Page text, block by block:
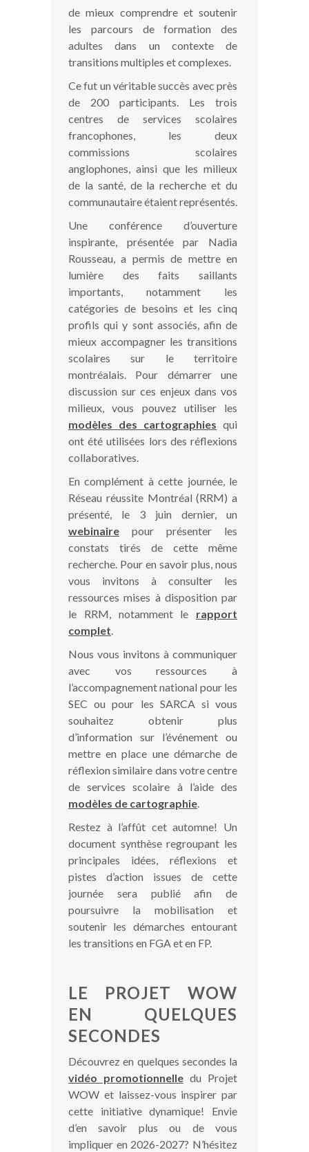
de mieux comprendre et soutenir
les parcours de formation des
adultes dans un contexte de
transitions multiples et complexes.
Ce fut un véritable succès avec près
de 200 participants. Les trois
centres de services scolaires
francophones, les deux
commissions scolaires
anglophones, ainsi que les milieux
de la santé, de la recherche et du
communautaire étaient représentés.
Une conférence d’ouverture
inspirante, présentée par Nadia
Rousseau, a permis de mettre en
lumière des faits saillants
importants, notamment les
catégories de besoins et les cinq
profils qui y sont associés, afin de
mieux accompagner les transitions
scolaires sur le territoire
montréalais. Pour démarrer une
discussion sur ces enjeux dans vos
milieux, vous pouvez utiliser les
modèles des cartographies qui
ont été utilisées lors des réflexions
collaboratives.
En complément à cette journée, le
Réseau réussite Montréal (RRM) a
présenté, le 3 juin dernier, un
webinaire pour présenter les
constats tirés de cette même
recherche. Pour en savoir plus, nous
vous invitons à consulter les
ressources mises à disposition par
le RRM, notamment le rapport
complet.
Nous vous invitons à communiquer
avec vos ressources à
l’accompagnement national pour les
SEC ou pour les SARCA si vous
souhaitez obtenir plus
d’information sur l’événement ou
mettre en place une démarche de
réflexion similaire dans votre centre
de services scolaire à l’aide des
modèles de cartographie.
Restez à l’affût cet automne! Un
document synthèse regroupant les
principales idées, réflexions et
pistes d’action issues de cette
journée sera publié afin de
poursuivre la mobilisation et
soutenir les démarches entourant
les transitions en FGA et en FP.
LE PROJET WOW
EN QUELQUES
SECONDES
Découvrez en quelques secondes la
vidéo promotionnelle du Projet
WOW et laissez-vous inspirer par
cette initiative dynamique! Envie
d’en savoir plus ou de vous
impliquer en 2026-2027? N’hésitez